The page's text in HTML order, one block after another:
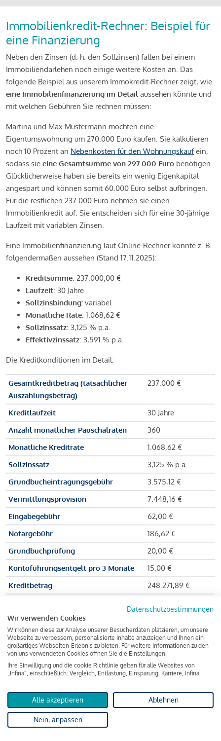
Immobilienkredit-Rechner: Beispiel für
eine Finanzierung
Neben den Zinsen (d. h. den Sollzinsen) fallen bei einem
Immobiliendarlehen noch einige weitere Kosten an. Das
folgende Beispiel aus unserem Immokredit-Rechner zeigt, wie
eine Immobilienfinanzierung im Detail aussehen könnte und
mit welchen Gebühren Sie rechnen müssen:
Martina und Max Mustermann möchten eine
Eigentumswohnung um 270.000 Euro kaufen. Sie kalkulieren
noch 10 Prozent an Nebenkosten für den Wohnungskaufein,
sodass sie eine Gesamtsumme von 297.000 Euro benötigen.
Glücklicherweise haben sie bereits ein wenig Eigenkapital
angespart und können somit 60.000 Euro selbst aufbringen.
Für die restlichen 237.000 Euro nehmen sie einen
Immobilienkredit auf. Sie entscheiden sich für eine 30-jährige
Laufzeit mit variablen Zinsen.
Eine Immobilienfinanzierung laut Online-Rechner könnte z. B.
folgendermaßen aussehen (Stand 17.11.2025):
Kreditsumme: 237.000,00 €
Laufzeit: 30 Jahre
Sollzinsbindung: variabel
Monatliche Rate: 1.068,62 €
Sollzinssatz: 3,125 % p.a.
Effektivzinssatz: 3,591 % p.a.
Die Kreditkonditionen im Detail:
Gesamtkreditbetrag (tatsächlicher
Auszahlungsbetrag)
237.000 €
Kreditlaufzeit
30 Jahre
Anzahl monatlicher Pauschalraten
360
Monatliche Kreditrate
1.068,62 €
Sollzinssatz
3,125 % p.a.
Grundbucheintragungsgebühr
3.575,12 €
Vermittlungsprovision
7.448,16 €
Eingabegebühr
62,00 €
Notargebühr
186,62 €
Grundbuchprüfung
20,00 €
Kontoführungsentgelt pro 3 Monate
15,00 €
Kreditbetrag
248.271,89 €
Zu zahlender Gesamtbetrag
Kreditvermittler
INFINA Credit
Broker GmbH
von 237.000 Euro ausgezahlt, um die Wohnung zu kaufen.
Darüber hinaus fallen aber noch einige Gebühren an (z. B. die
Grundbucheintragungsgebühr), sodass die Bank den
Datenschutzbestimmungen
Wir verwenden Cookies
Wir können diese zur Analyse unserer Besucherdaten platzieren, um unsere
Webseite zu verbessern, personalisierte Inhalte anzuzeigen und Ihnen ein
großartiges Webseiten-Erlebnis zu bieten. Für weitere Informationen zu den
von uns verwendeten Cookies öffnen Sie die Einstellungen.
Ihre Einwilligung und die cookie Richtlinie gelten für alle Websites von
„Infina“, einschließlich: Vergleich, Entlastung, Einsparung, Karriere, Infina.
Alle akzeptieren Ablehnen
Nein, anpassen